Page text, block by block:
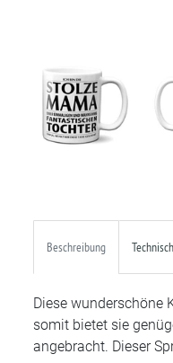
Beschreibung
Diese wunderschöne
somit bietet sie
angebracht. Dieser